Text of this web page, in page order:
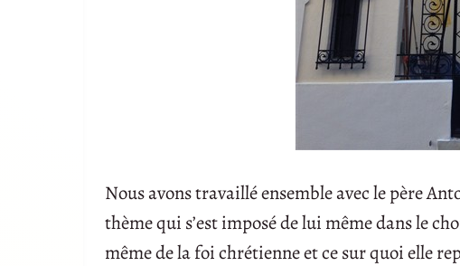
Nous avons travaillé ensemble avec le père
thème qui s’est imposé de lui même dans le
même de la foi chrétienne et ce sur quoi elle